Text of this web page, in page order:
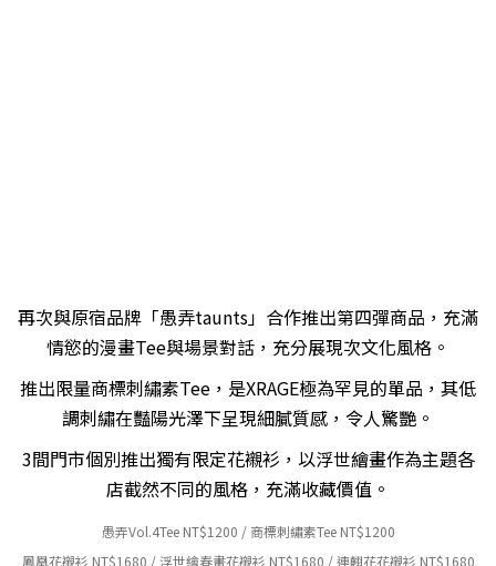
再次與原宿品牌「愚弄taunts」合作推出第四彈商品，充滿
情慾的漫畫Tee與場景對話，充分展現次文化風格。
推出限量商標刺繡素Tee，是XRAGE極為罕見的單品，其低
調刺繡在豔陽光澤下呈現細膩質感，令人驚艷。
3間門市個別推出獨有限定花襯衫，以浮世繪畫作為主題各
店截然不同的風格，充滿收藏價值。
愚弄Vol.4Tee NT$1200 / 商標刺繡素Tee NT$1200
鳳凰花襯衫 NT$1680 / 浮世繪春畫花襯衫 NT$1680 / 連翹花花襯衫 NT$1680